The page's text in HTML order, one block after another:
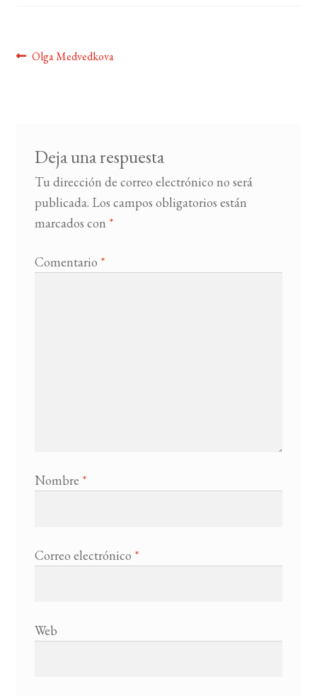
Navegación
Anterior:
Olga Medvedkova
Deja una respuesta
Tu dirección de correo electrónico no será
publicada. Los campos obligatorios están
marcados con *
Comentario *
Nombre *
Correo electrónico *
Web